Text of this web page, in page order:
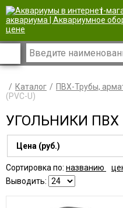
|
Каталог ПВХ-Трубы,
(PVC-U)
УГОЛЬНИКИ ПВХ
Цена (руб.)
Сортировка по: названию
Выводить: